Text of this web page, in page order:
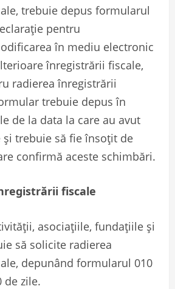
trebuie depus formularul
pentru
în mediu electronic
înregistrării fiscale,
radierea înregistrării
trebuie depus în
de la data la care au avut
trebuie să fie însoțit de
confirmă aceste schimbări.
fiscale
asociațiile, fundațiile și
să solicite radierea
depunând formularul 010
de zile.